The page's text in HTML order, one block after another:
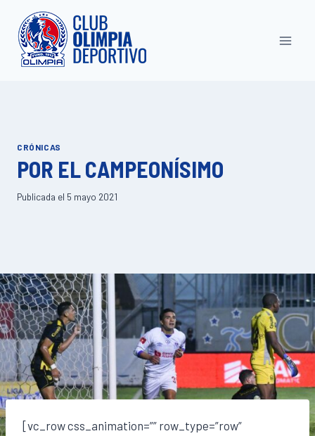
contenido
CRÓNICAS
POR EL CAMPEONÍSIMO
Publicada el 5 mayo 2021
[vc_row css_animation=”” row_type=”row”